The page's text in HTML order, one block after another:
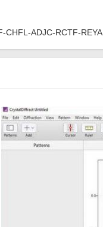
CHFL-ADJC-RCTF-REYA